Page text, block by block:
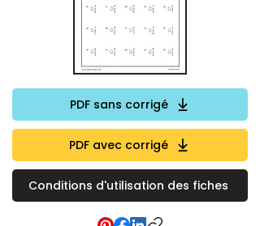
PDF sans corrigé
PDF avec corrigé
Conditions d'utilisation des fiches